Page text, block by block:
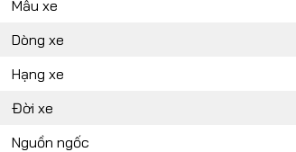
Mẫu xe
Dòng xe
Hạng xe
Đời xe
Nguồn ngốc